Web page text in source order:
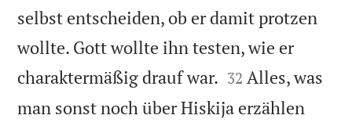
selbst entscheiden, ob er damit protzen
wollte. Gott wollte ihn testen, wie er
charaktermäßig drauf war. 

32 Alles, was
man sonst noch über Hiskija erzählen